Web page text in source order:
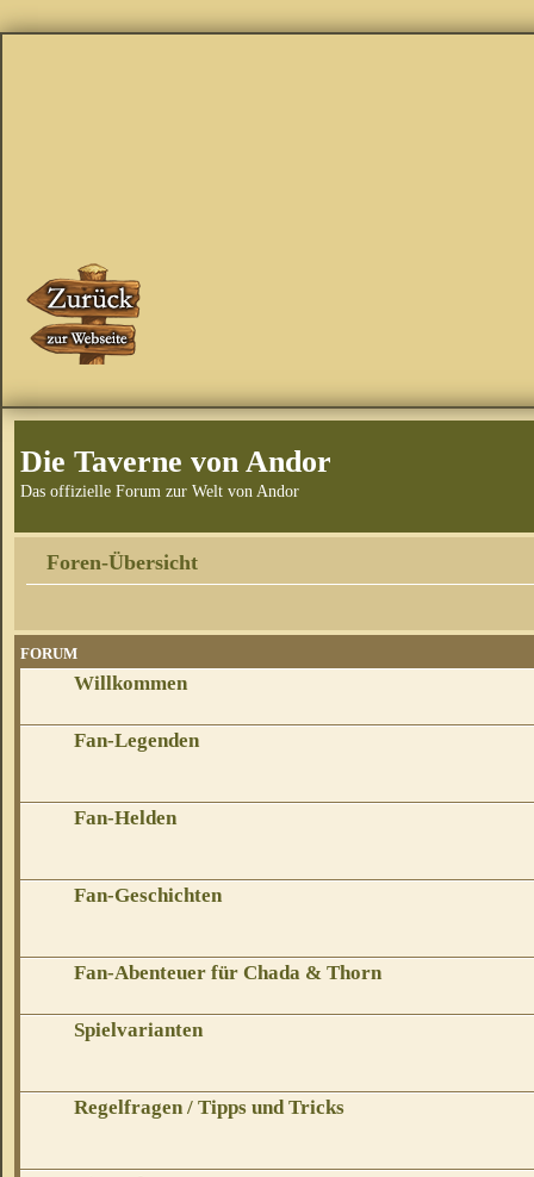
Die Taverne von Andor
Das offizielle Forum zur Welt von Andor
Foren-Übersicht
FORUM
Willkommen
Fan-Legenden
Fan-Helden
Fan-Geschichten
Fan-Abenteuer für Chada & Thorn
Spielvarianten
Regelfragen / Tipps und Tricks